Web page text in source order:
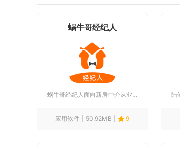
蜗牛哥经纪人
蜗牛哥经纪人面向新房中介从业者打造完整线上作业渠道，整合合作...
应用软件 50.92MB 9